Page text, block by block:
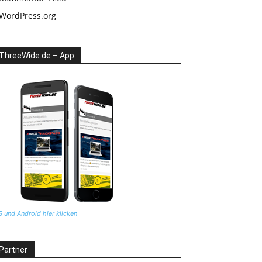
– App
und Android hier klicken